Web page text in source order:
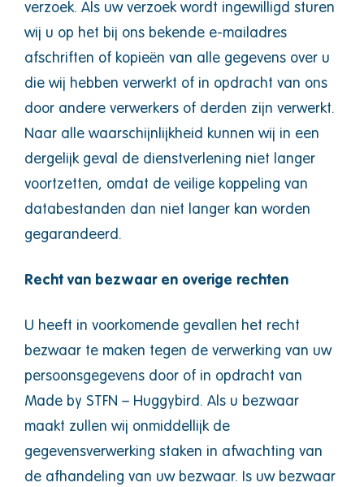
verzoek. Als uw verzoek wordt ingewilligd sturen
wij u op het bij ons bekende e-mailadres
afschriften of kopieën van alle gegevens over u
die wij hebben verwerkt of in opdracht van ons
door andere verwerkers of derden zijn verwerkt.
Naar alle waarschijnlijkheid kunnen wij in een
dergelijk geval de dienstverlening niet langer
voortzetten, omdat de veilige koppeling van
databestanden dan niet langer kan worden
gegarandeerd.
Recht van bezwaar en overige rechten
U heeft in voorkomende gevallen het recht
bezwaar te maken tegen de verwerking van uw
persoonsgegevens door of in opdracht van
Made by STFN – Huggybird. Als u bezwaar
maakt zullen wij onmiddellijk de
gegevensverwerking staken in afwachting van
de afhandeling van uw bezwaar. Is uw bezwaar